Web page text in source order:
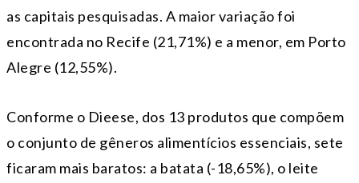
as capitais pesquisadas. A maior variação foi
encontrada no Recife (21,71%) e a menor, em Porto
Alegre (12,55%).
Conforme o Dieese, dos 13 produtos que compõem
o conjunto de gêneros alimentícios essenciais, sete
ficaram mais baratos: a batata (-18,65%), o leite